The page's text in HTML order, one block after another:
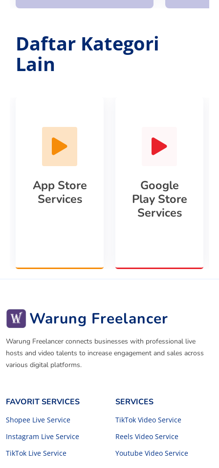
Daftar Kategori
Lain
App Store
Services
Google
Play Store
Services
Warung Freelancer
Warung Freelancer connects businesses with professional live
hosts and video talents to increase engagement and sales across
various digital platforms.
FAVORIT SERVICES
Shopee Live Service
Instagram Live Service
TikTok Live Service
SERVICES
TikTok Video Service
Reels Video Service
Youtube Video Service